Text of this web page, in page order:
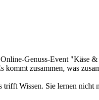
Genuss-Event "Käse
zusammen, was
Wissen. Sie lernen nicht